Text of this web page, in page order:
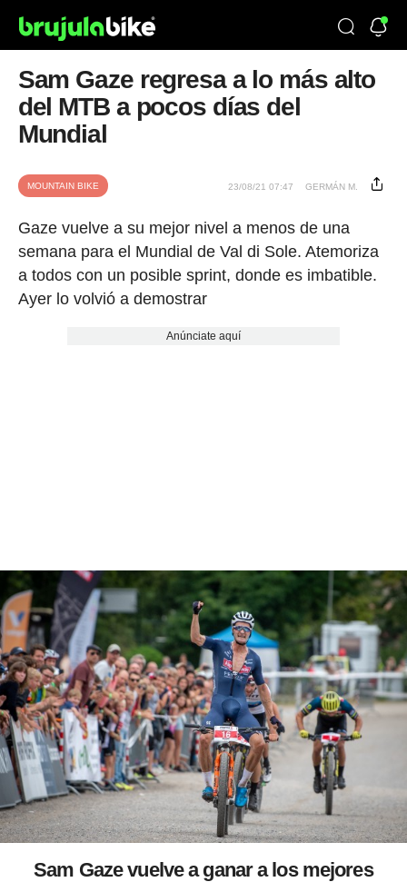
Sam Gaze regresa a lo más alto
del MTB a pocos días del
Mundial
MOUNTAIN BIKE 23/08/21 07:47 GERMÁN M.
Gaze vuelve a su mejor nivel a menos de una
semana para el Mundial de Val di Sole. Atemoriza
a todos con un posible sprint, donde es imbatible.
Ayer lo volvió a demostrar
Anúnciate aquí
Sam Gaze vuelve a ganar a los mejores